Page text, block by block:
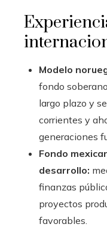
Modelo
fondo
largo plazo y
corrientes y
generaciones
Fondo
desarrollo:
finanzas
proyectos
favorables.